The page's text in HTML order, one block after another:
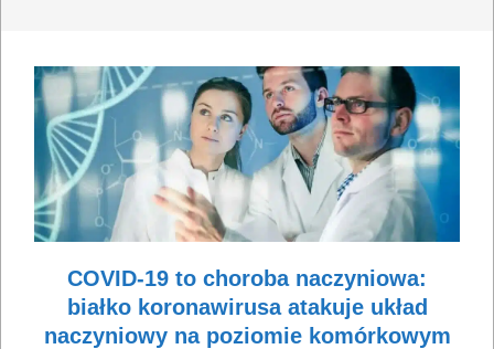
COVID-19 to choroba naczyniowa:
białko koronawirusa atakuje układ
naczyniowy na poziomie komórkowym